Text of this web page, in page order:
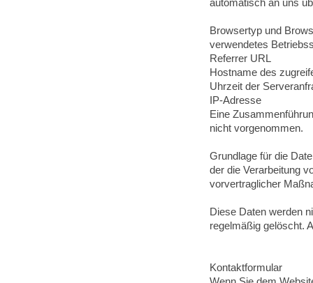
automatisch an uns
Browsertyp und
verwendetes
Referrer URL
Hostname des
Uhrzeit der
IP-Adresse
Eine
nicht vorgenommen.
Grundlage für die
der die Verarbeitung
vorvertraglicher
Diese Daten werden
regelmäßig gelöscht.
Kontaktformular